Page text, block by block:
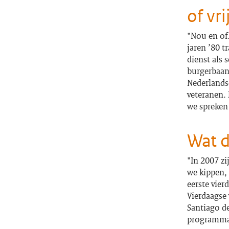
of
"Nou en
jaren ’80
dienst als
veteranen.
we
Wat
"In 2007
we
eerste
Santiago